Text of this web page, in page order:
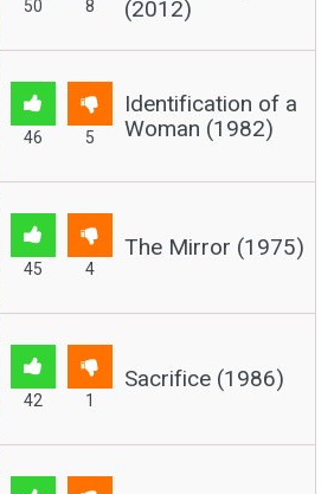
50 8
(2012)
46 5
Identification of a
Woman (1982)
45 4
The Mirror (1975)
42 1
Sacrifice (1986)